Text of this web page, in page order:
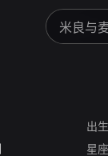
出
星座